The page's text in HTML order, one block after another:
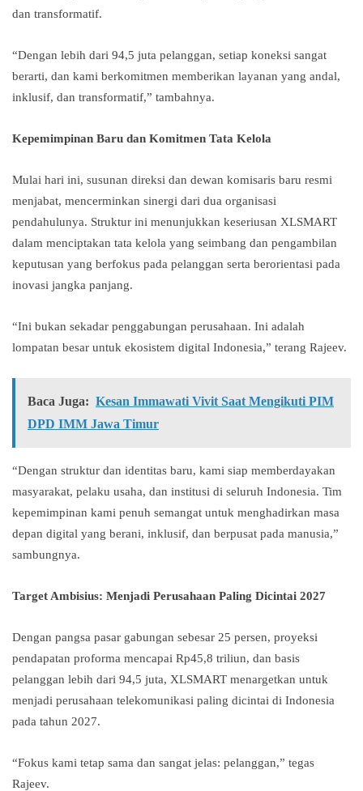
dan transformatif.
“Dengan lebih dari 94,5 juta pelanggan, setiap koneksi sangat
berarti, dan kami berkomitmen memberikan layanan yang andal,
inklusif, dan transformatif,” tambahnya.
Kepemimpinan Baru dan Komitmen Tata Kelola
Mulai hari ini, susunan direksi dan dewan komisaris baru resmi
menjabat, mencerminkan sinergi dari dua organisasi
pendahulunya. Struktur ini menunjukkan keseriusan XLSMART
dalam menciptakan tata kelola yang seimbang dan pengambilan
keputusan yang berfokus pada pelanggan serta berorientasi pada
inovasi jangka panjang.
“Ini bukan sekadar penggabungan perusahaan. Ini adalah
lompatan besar untuk ekosistem digital Indonesia,” terang Rajeev.
Baca Juga: Kesan Immawati Vivit Saat Mengikuti PIM
DPD IMM Jawa Timur
“Dengan struktur dan identitas baru, kami siap memberdayakan
masyarakat, pelaku usaha, dan institusi di seluruh Indonesia. Tim
kepemimpinan kami penuh semangat untuk menghadirkan masa
depan digital yang berani, inklusif, dan berpusat pada manusia,”
sambungnya.
Target Ambisius: Menjadi Perusahaan Paling Dicintai 2027
Dengan pangsa pasar gabungan sebesar 25 persen, proyeksi
pendapatan proforma mencapai Rp45,8 triliun, dan basis
pelanggan lebih dari 94,5 juta, XLSMART menargetkan untuk
menjadi perusahaan telekomunikasi paling dicintai di Indonesia
pada tahun 2027.
“Fokus kami tetap sama dan sangat jelas: pelanggan,” tegas
Rajeev.